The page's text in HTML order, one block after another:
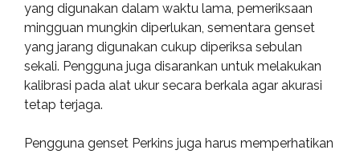
yang digunakan dalam waktu lama, pemeriksaan
mingguan mungkin diperlukan, sementara genset
yang jarang digunakan cukup diperiksa sebulan
sekali. Pengguna juga disarankan untuk melakukan
kalibrasi pada alat ukur secara berkala agar akurasi
tetap terjaga.
Pengguna genset Perkins juga harus memperhatikan